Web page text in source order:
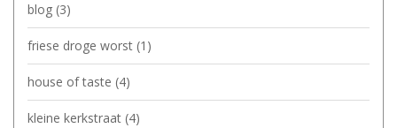
blog (3)
friese droge worst (1)
house of taste (4)
kleine kerkstraat (4)